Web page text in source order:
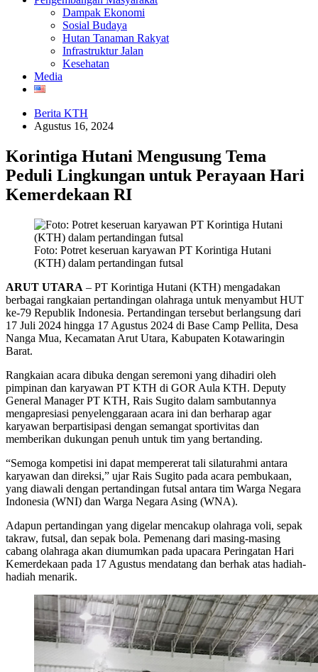
Dampak Ekonomi
Sosial Budaya
Hutan Tanaman Rakyat
Infrastruktur Jalan
Kesehatan
Media
Berita KTH
Agustus 16, 2024
Korintiga Hutani Mengusung Tema
Peduli Lingkungan untuk Perayaan Hari
Kemerdekaan RI
Foto: Potret keseruan karyawan PT Korintiga Hutani
(KTH) dalam pertandingan futsal
ARUT UTARA – PT Korintiga Hutani (KTH) mengadakan
berbagai rangkaian pertandingan olahraga untuk menyambut HUT
ke-79 Republik Indonesia. Pertandingan tersebut berlangsung dari
17 Juli 2024 hingga 17 Agustus 2024 di Base Camp Pellita, Desa
Nanga Mua, Kecamatan Arut Utara, Kabupaten Kotawaringin
Barat.
Rangkaian acara dibuka dengan seremoni yang dihadiri oleh
pimpinan dan karyawan PT KTH di GOR Aula KTH. Deputy
General Manager PT KTH, Rais Sugito dalam sambutannya
mengapresiasi penyelenggaraan acara ini dan berharap agar
karyawan berpartisipasi dengan semangat sportivitas dan
memberikan dukungan penuh untuk tim yang bertanding.
“Semoga kompetisi ini dapat mempererat tali silaturahmi antara
karyawan dan direksi,” ujar Rais Sugito pada acara pembukaan,
yang diawali dengan pertandingan futsal antara tim Warga Negara
Indonesia (WNI) dan Warga Negara Asing (WNA).
Adapun pertandingan yang digelar mencakup olahraga voli, sepak
takraw, futsal, dan sepak bola. Pemenang dari masing-masing
cabang olahraga akan diumumkan pada upacara Peringatan Hari
Kemerdekaan pada 17 Agustus mendatang dan berhak atas hadiah-
hadiah menarik.